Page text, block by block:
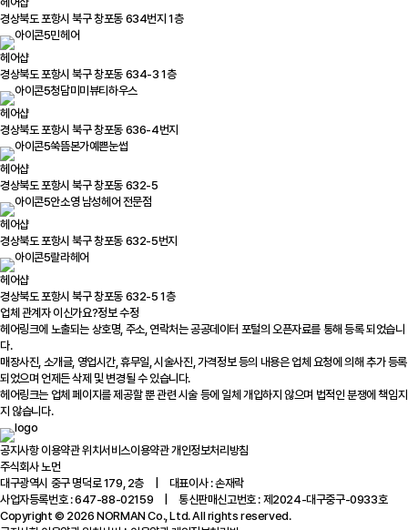
경상북도 포항시 북구 창포동 634번지 1층
민헤어
헤어샵
경상북도 포항시 북구 창포동 634-3 1층
청담미미뷰티하우스
헤어샵
경상북도 포항시 북구 창포동 636-4번지
쑥뜸본가예쁜눈썹
헤어샵
경상북도 포항시 북구 창포동 632-5
안소영 남성헤어 전문점
헤어샵
경상북도 포항시 북구 창포동 632-5번지
랄라헤어
헤어샵
경상북도 포항시 북구 창포동 632-5 1층
업체 관계자 이신가요?정보 수정
헤어링크에 노출되는 상호명, 주소, 연락처는 공공데이터 포털의 오픈자료를 통해 등록 되었습니
다.
매장사진, 소개글, 영업시간, 휴무일, 시술사진, 가격정보 등의 내용은 업체 요청에 의해 추가 등록
되었으며 언제든 삭제 및 변경될 수 있습니다.
헤어링크는 업체 페이지를 제공할 뿐 관련 시술 등에 일체 개입하지 않으며 법적인 분쟁에 책임지
지 않습니다.
공지사항이용약관위치서비스이용약관개인정보처리방침
주식회사 노먼
대구광역시 중구 명덕로 179, 2층 | 대표이사 : 손재락
사업자등록번호 : 647-88-02159 | 통신판매신고번호 : 제2024-대구중구-0933호
Copyright © 2026 NORMAN Co., Ltd. All rights reserved.